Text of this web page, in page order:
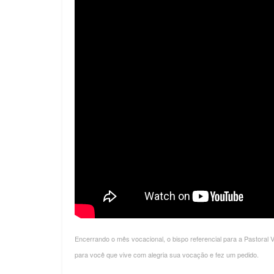
Encerrando o mês vocacional, o bispo referencial para a Pastoral
para você que vive com alegria sua vocação e fez um pedido.